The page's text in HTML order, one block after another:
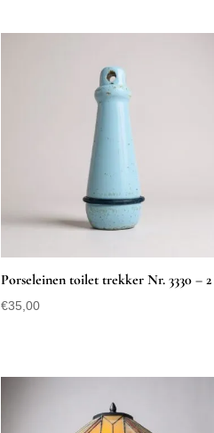
Porseleinen toilet trekker Nr. 3330 – 2
€35,00